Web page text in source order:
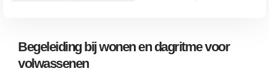
Begeleiding bij wonen en dagritme voor
volwassenen